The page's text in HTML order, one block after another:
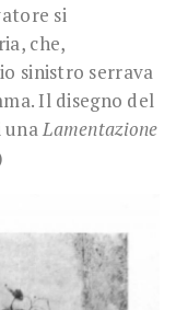
si
che,
sinistro serrava
Il disegno del
unaLamentazione